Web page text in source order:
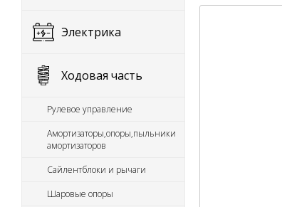
Электрика
Ходовая часть
Рулевое управление
Амортизаторы,опоры,пыльники
амортизаторов
Сайлентблоки и рычаги
Шаровые опоры